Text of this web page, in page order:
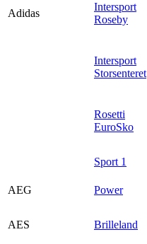
Adidas
Intersport
Roseby
Intersport
Storsenteret
Rosetti
EuroSko
Sport 1
AEG
Power
AES Brilleland